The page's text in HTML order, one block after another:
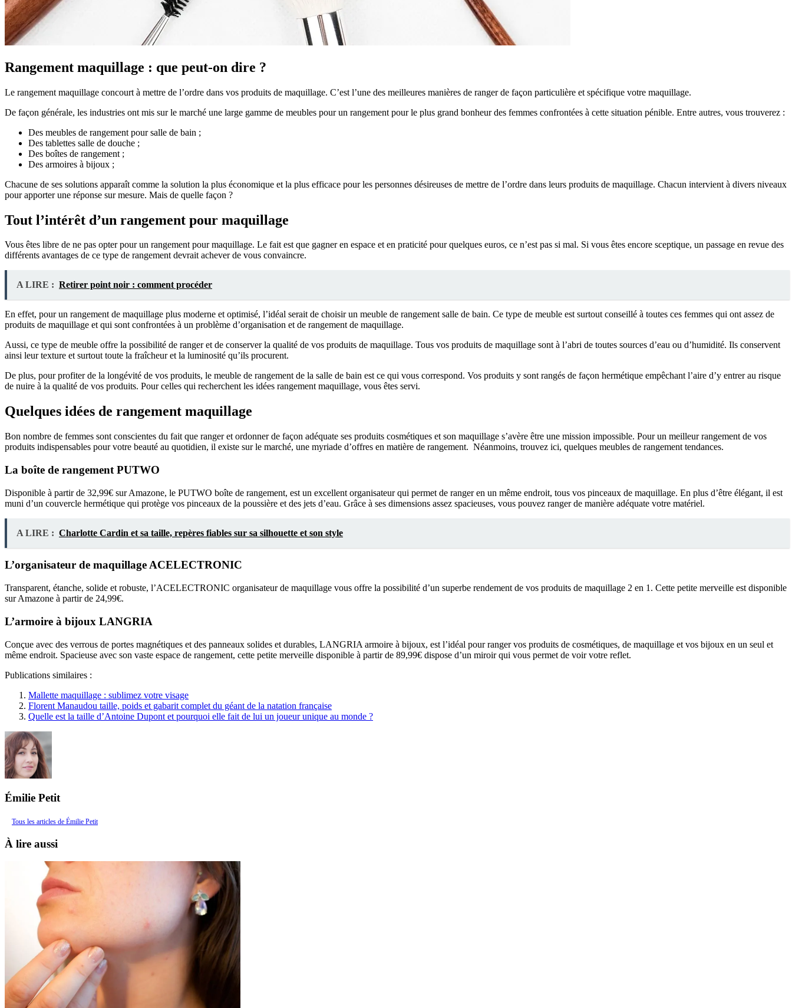
Rangement maquillage : que peut-on dire ?
Le rangement maquillage concourt à mettre de l’ordre dans vos produits de maquillage. C’est l’une des meilleures manières de ranger de façon particulière et spécifique votre maquillage.
De façon générale, les industries ont mis sur le marché une large gamme de meubles pour un rangement pour le plus grand bonheur des femmes confrontées à cette situation pénible. Entre autres, vous trouverez :
Des meubles de rangement pour salle de bain ;
Des tablettes salle de douche ;
Des boîtes de rangement ;
Des armoires à bijoux ;
Chacune de ses solutions apparaît comme la solution la plus économique et la plus efficace pour les personnes désireuses de mettre de l’ordre dans leurs produits de maquillage. Chacun intervient à divers niveaux
pour apporter une réponse sur mesure. Mais de quelle façon ?
Tout l’intérêt d’un rangement pour maquillage
Vous êtes libre de ne pas opter pour un rangement pour maquillage. Le fait est que gagner en espace et en praticité pour quelques euros, ce n’est pas si mal. Si vous êtes encore sceptique, un passage en revue des
différents avantages de ce type de rangement devrait achever de vous convaincre.
A LIRE : Retirer point noir : comment procéder
En effet, pour un rangement de maquillage plus moderne et optimisé, l’idéal serait de choisir un meuble de rangement salle de bain. Ce type de meuble est surtout conseillé à toutes ces femmes qui ont assez de
produits de maquillage et qui sont confrontées à un problème d’organisation et de rangement de maquillage.
Aussi, ce type de meuble offre la possibilité de ranger et de conserver la qualité de vos produits de maquillage. Tous vos produits de maquillage sont à l’abri de toutes sources d’eau ou d’humidité. Ils conservent
ainsi leur texture et surtout toute la fraîcheur et la luminosité qu’ils procurent.
De plus, pour profiter de la longévité de vos produits, le meuble de rangement de la salle de bain est ce qui vous correspond. Vos produits y sont rangés de façon hermétique empêchant l’aire d’y entrer au risque
de nuire à la qualité de vos produits. Pour celles qui recherchent les idées rangement maquillage, vous êtes servi.
Quelques idées de rangement maquillage
Bon nombre de femmes sont conscientes du fait que ranger et ordonner de façon adéquate ses produits cosmétiques et son maquillage s’avère être une mission impossible. Pour un meilleur rangement de vos
produits indispensables pour votre beauté au quotidien, il existe sur le marché, une myriade d’offres en matière de rangement. Néanmoins, trouvez ici, quelques meubles de rangement tendances.
La boîte de rangement PUTWO
Disponible à partir de 32,99€ sur Amazone, le PUTWO boîte de rangement, est un excellent organisateur qui permet de ranger en un même endroit, tous vos pinceaux de maquillage. En plus d’être élégant, il est
muni d’un couvercle hermétique qui protège vos pinceaux de la poussière et des jets d’eau. Grâce à ses dimensions assez spacieuses, vous pouvez ranger de manière adéquate votre matériel.
A LIRE : Charlotte Cardin et sa taille, repères fiables sur sa silhouette et son style
L’organisateur de maquillage ACELECTRONIC
Transparent, étanche, solide et robuste, l’ACELECTRONIC organisateur de maquillage vous offre la possibilité d’un superbe rendement de vos produits de maquillage 2 en 1. Cette petite merveille est disponible
sur Amazone à partir de 24,99€.
L’armoire à bijoux LANGRIA
Conçue avec des verrous de portes magnétiques et des panneaux solides et durables, LANGRIA armoire à bijoux, est l’idéal pour ranger vos produits de cosmétiques, de maquillage et vos bijoux en un seul et
même endroit. Spacieuse avec son vaste espace de rangement, cette petite merveille disponible à partir de 89,99€ dispose d’un miroir qui vous permet de voir votre reflet.
Publications similaires :
Mallette maquillage : sublimez votre visage
Florent Manaudou taille, poids et gabarit complet du géant de la natation française
Quelle est la taille d’Antoine Dupont et pourquoi elle fait de lui un joueur unique au monde ?
Émilie Petit
Tous les articles de Émilie Petit
À lire aussi